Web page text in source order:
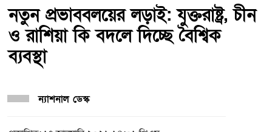
নতুন প্রভাববলয়ের লড়াই: যুক্তরাষ্ট্র, চীন
ও রাশিয়া কি বদলে দিচ্ছে বৈশ্বিক
ব্যবস্থা
ন্যাশনাল ডেস্ক